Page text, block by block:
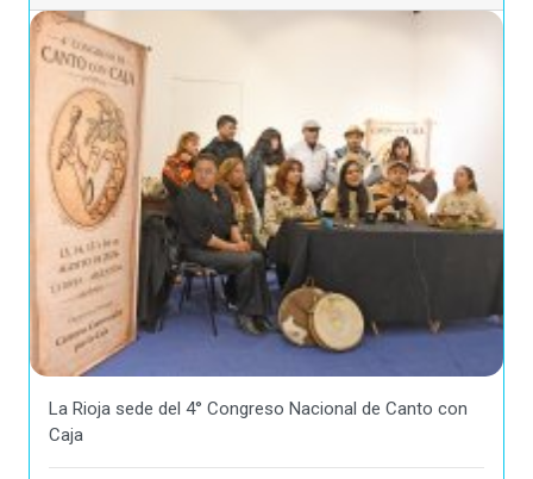
La Rioja sede del 4° Congreso Nacional de Canto con
Caja